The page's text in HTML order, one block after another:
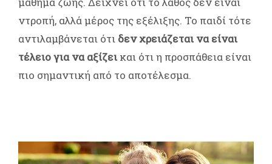
ντροπή, αλλά μέρος της εξέλιξης. Το παιδί τότε
αντιλαμβάνεται ότι δεν χρειάζεται να είναι
τέλειο για να αξίζει και ότι η προσπάθεια είναι
πιο σημαντική από το αποτέλεσμα.